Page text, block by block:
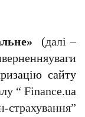
(далі –
“ Finance.ua